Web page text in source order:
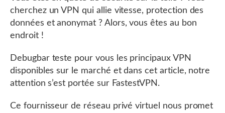
cherchez un VPN qui allie vitesse, protection des
données et anonymat ? Alors, vous êtes au bon
endroit !
Debugbar teste pour vous les principaux VPN
disponibles sur le marché et dans cet article, notre
attention s’est portée sur FastestVPN.
Ce fournisseur de réseau privé virtuel nous promet
DOWNLOAD DEBUGBAR